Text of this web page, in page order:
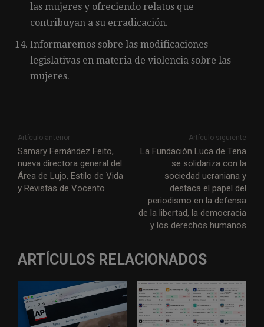
las mujeres y ofreciendo relatos que
contribuyan a su erradicación.
Informaremos sobre las modificaciones
legislativas en materia de violencia sobre las
mujeres.
Artículo anterior
Samary Fernández Feito,
nueva directora general del
Área de Lujo, Estilo de Vida
y Revistas de Vocento
Artículo siguiente
La Fundación Luca de Tena
se solidariza con la
sociedad ucraniana y
destaca el papel del
periodismo en la defensa
de la libertad, la democracia
y los derechos humanos
ARTÍCULOS RELACIONADOS